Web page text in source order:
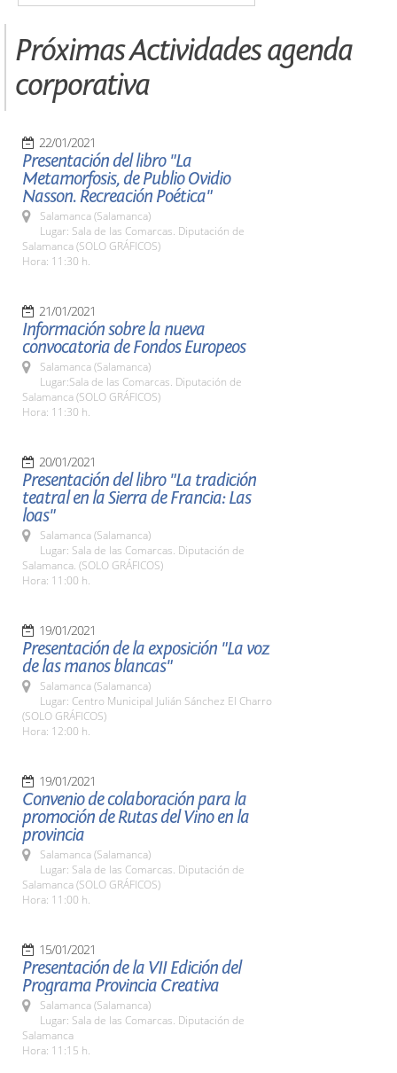
Próximas Actividades agenda
corporativa
22/01/2021
Presentación del libro "La
Metamorfosis, de Publio Ovidio
Nasson. Recreación Poética"
Salamanca (Salamanca)
Lugar: Sala de las Comarcas. Diputación de
Salamanca (SOLO GRÁFICOS)
Hora: 11:30 h.
21/01/2021
Información sobre la nueva
convocatoria de Fondos Europeos
Salamanca (Salamanca)
Lugar:Sala de las Comarcas. Diputación de
Salamanca (SOLO GRÁFICOS)
Hora: 11:30 h.
20/01/2021
Presentación del libro "La tradición
teatral en la Sierra de Francia: Las
loas"
Salamanca (Salamanca)
Lugar: Sala de las Comarcas. Diputación de
Salamanca. (SOLO GRÁFICOS)
Hora: 11:00 h.
19/01/2021
Presentación de la exposición "La voz
de las manos blancas"
Salamanca (Salamanca)
Lugar: Centro Municipal Julián Sánchez El Charro
(SOLO GRÁFICOS)
Hora: 12:00 h.
19/01/2021
Convenio de colaboración para la
promoción de Rutas del Vino en la
provincia
Salamanca (Salamanca)
Lugar: Sala de las Comarcas. Diputación de
Salamanca (SOLO GRÁFICOS)
Hora: 11:00 h.
15/01/2021
Presentación de la VII Edición del
Programa Provincia Creativa
Salamanca (Salamanca)
Lugar: Sala de las Comarcas. Diputación de
Salamanca
Hora: 11:15 h.